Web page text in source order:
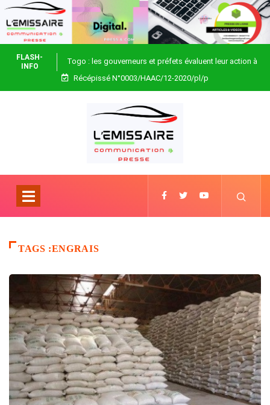
FLASH-
INFO
Togo : les gouverneurs et préfets évaluent leur action à
Blitta
Récépissé N°0003/HAAC/12-2020/pl/p
TAGS :ENGRAIS